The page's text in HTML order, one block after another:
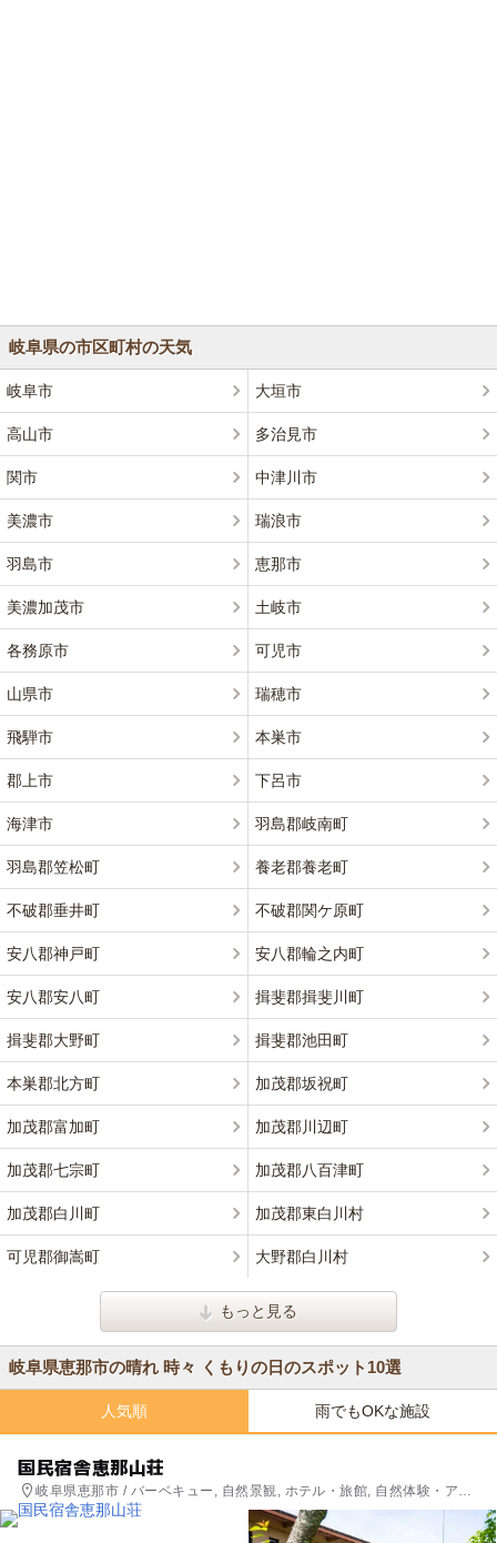
岐阜県の市区町村の天気
岐阜市 大垣市
高山市 多治見市
関市 中津川市
美濃市 瑞浪市
羽島市 恵那市
美濃加茂市 土岐市
各務原市 可児市
山県市 瑞穂市
飛騨市 本巣市
郡上市 下呂市
海津市 羽島郡岐南町
羽島郡笠松町 養老郡養老町
不破郡垂井町 不破郡関ケ原町
安八郡神戸町 安八郡輪之内町
安八郡安八町 揖斐郡揖斐川町
揖斐郡大野町 揖斐郡池田町
本巣郡北方町 加茂郡坂祝町
加茂郡富加町 加茂郡川辺町
加茂郡七宗町 加茂郡八百津町
加茂郡白川町 加茂郡東白川村
可児郡御嵩町 大野郡白川村
もっと見る
岐阜県恵那市の晴れ 時々 くもりの日のスポット10選
人気順 雨でもOKな施設
国民宿舎恵那山荘
岐阜県恵那市 / バーベキュー, 自然景観, ホテル・旅館, 自然体験・アク
ティビティ